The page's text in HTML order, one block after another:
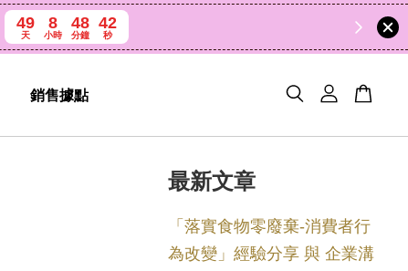
49
天
8
小時
48
分鐘
42
秒
銷售據點
最新文章
「落實食物零廢棄-消費者行
為改變」經驗分享 與 企業溝